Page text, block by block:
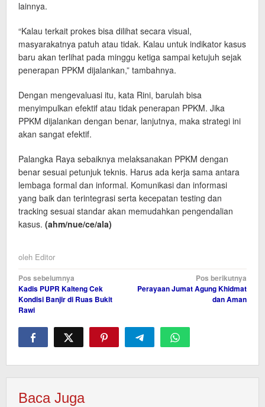
lainnya.
“Kalau terkait prokes bisa dilihat secara visual,
masyarakatnya patuh atau tidak. Kalau untuk indikator kasus
baru akan terlihat pada minggu ketiga sampai ketujuh sejak
penerapan PPKM dijalankan,” tambahnya.
Dengan mengevaluasi itu, kata Rini, barulah bisa
menyimpulkan efektif atau tidak penerapan PPKM. Jika
PPKM dijalankan dengan benar, lanjutnya, maka strategi ini
akan sangat efektif.
Palangka Raya sebaiknya melaksanakan PPKM dengan
benar sesuai petunjuk teknis. Harus ada kerja sama antara
lembaga formal dan informal. Komunikasi dan informasi
yang baik dan terintegrasi serta kecepatan testing dan
tracking sesuai standar akan memudahkan pengendalian
kasus. (ahm/nue/ce/ala)
oleh Editor
Navigasi
pos
Pos sebelumnya
Kadis PUPR Kalteng Cek
Kondisi Banjir di Ruas Bukit
Rawi
Pos berikutnya
Perayaan Jumat Agung Khidmat
dan Aman
Baca Juga